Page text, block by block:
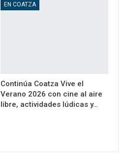
EN COATZA
Continúa Coatza Vive el
Verano 2026 con cine al aire
libre, actividades lúdicas y…